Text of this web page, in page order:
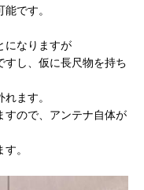
です。
になりますが
すし、仮に長尺物を持ち
ます。
すので、アンテナ自体が
。